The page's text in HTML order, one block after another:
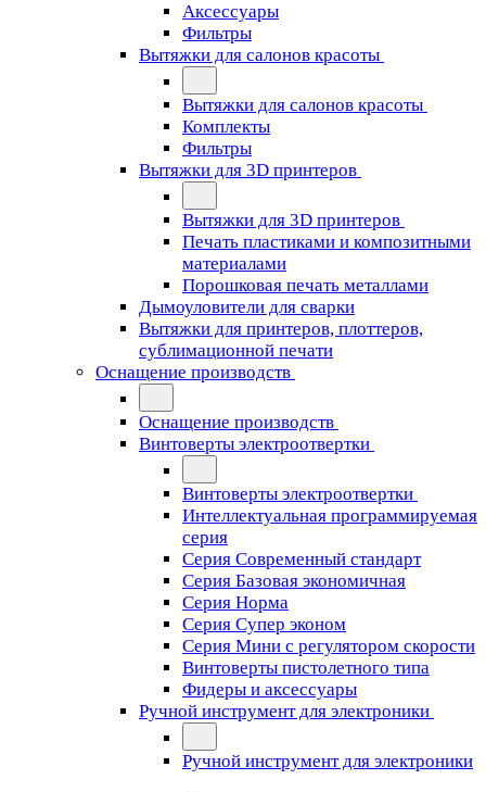
Аксессуары
Фильтры
Вытяжки для салонов красоты
Вытяжки для салонов красоты
Комплекты
Фильтры
Вытяжки для 3D принтеров
Вытяжки для 3D принтеров
Печать пластиками и композитными
материалами
Порошковая печать металлами
Дымоуловители для сварки
Вытяжки для принтеров, плоттеров,
сублимационной печати
Оснащение производств
Оснащение производств
Винтоверты электроотвертки
Винтоверты электроотвертки
Интеллектуальная программируемая
серия
Серия Современный стандарт
Серия Базовая экономичная
Серия Норма
Серия Cупер эконом
Серия Мини с регулятором скорости
Винтоверты пистолетного типа
Фидеры и аксессуары
Ручной инструмент для электроники
Ручной инструмент для электроники